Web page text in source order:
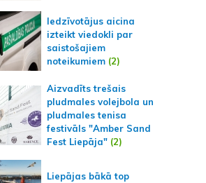
Iedzīvotājus aicina
izteikt viedokli par
saistošajiem
noteikumiem (2)
Aizvadīts trešais
pludmales volejbola un
pludmales tenisa
festivāls "Amber Sand
Fest Liepāja" (2)
Liepājas bākā top